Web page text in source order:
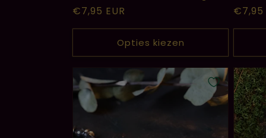
Normale
prijs
€7,95 EUR
Opties kiezen
prijs
€7,95